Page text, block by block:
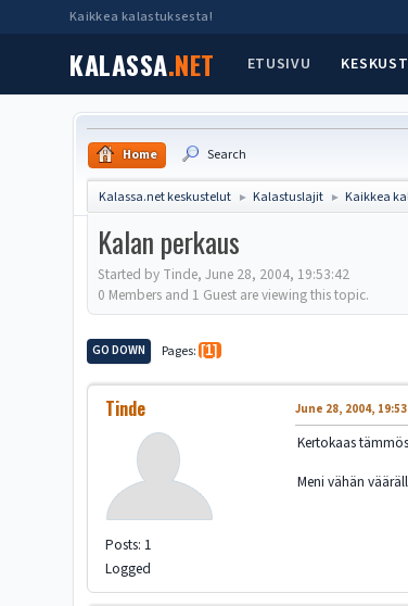
Kaikkea kalastuksesta!
KALASSA.NET ETUSIVU
Home Search
Kalassa.net keskustelut ► Kalastuslajit ► Kaikkea
Kalan perkaus
Started by Tinde, June 28, 2004, 19:53:42
0 Members and 1 Guest are viewing this topic.
GO DOWN Pages 1
Tinde
Posts: 1
Logged
June 28, 2004,
Kertokaas
Meni vähän